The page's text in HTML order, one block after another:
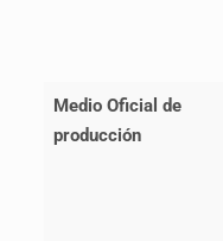
Medio Oficial de
producción